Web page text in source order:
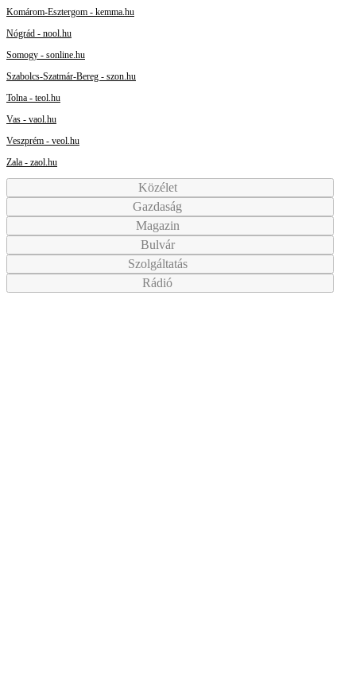
Komárom-Esztergom - kemma.hu
Nógrád - nool.hu
Somogy - sonline.hu
Szabolcs-Szatmár-Bereg - szon.hu
Tolna - teol.hu
Vas - vaol.hu
Veszprém - veol.hu
Zala - zaol.hu
Közélet
Gazdaság
Magazin
Bulvár
Szolgáltatás
Rádió